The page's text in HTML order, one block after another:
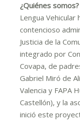
¿Quiénes somos?
Lengua
contencioso
Justicia de la
integrado por
Covapa, de
Gabriel Miró de
Valencia y FAPA
Castellón), y la
inició este